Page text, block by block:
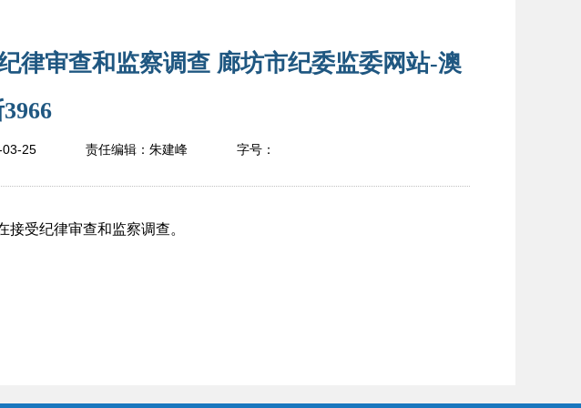
律审查和监察调查 廊坊市纪委监委网站-澳
03-25 责任编辑： 朱建峰 字号：
受纪律审查和监察调查。